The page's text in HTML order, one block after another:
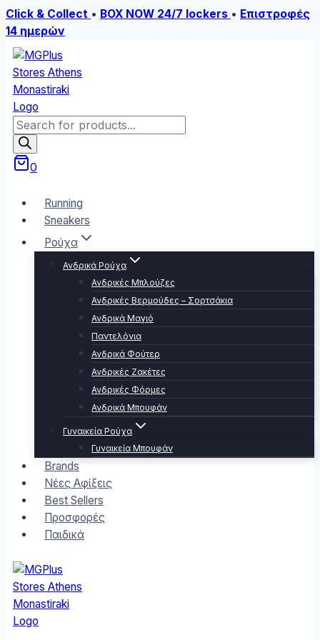
Click & Collect • BOX NOW 24/7 lockers • Επιστροφές
14 ημερών
Skip
to
content
Products
search
0
Running
Sneakers
Ρούχα
Ανδρικά Ρούχα
Ανδρικές Μπλούζες
Ανδρικές Βερμούδες – Σορτσάκια
Ανδρικά Μαγιό
Παντελόνια
Ανδρικά Φούτερ
Ανδρικές Ζακέτες
Ανδρικές Φόρμες
Ανδρικά Μπουφάν
Γυναικεία Ρούχα
Γυναικεία Μπουφάν
Brands
Νέες Αφίξεις
Best Sellers
Προσφορές
Παιδικά